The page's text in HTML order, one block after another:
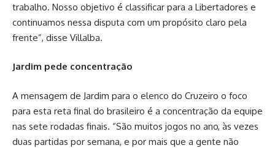
trabalho. Nosso objetivo é classificar para a Libertadores e
continuamos nessa disputa com um propósito claro pela
frente”, disse Villalba.
Jardim pede concentração
A mensagem de Jardim para o elenco do Cruzeiro o foco
para esta reta final do brasileiro é a concentração da equipe
nas sete rodadas finais. “São muitos jogos no ano, às vezes
duas partidas por semana, e por mais que a gente não